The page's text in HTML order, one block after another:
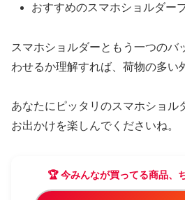
おすすめのスマホショルダー
スマホショルダーともう一つのバ
わせるか理解すれば、荷物の多い
あなたにピッタリのスマホショル
お出かけを楽しんでくださいね。
🏆 今みんなが買ってる商品、